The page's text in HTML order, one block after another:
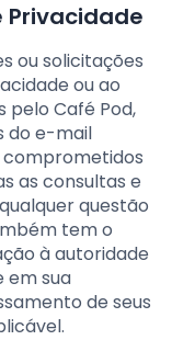
ou solicitações
ou ao
pelo Café Pod,
do e-mail
comprometidos
as consultas e
questão
tem o
à autoridade
em sua
de seus